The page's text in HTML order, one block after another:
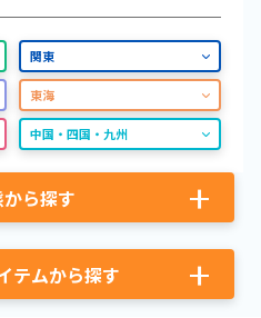
関東
東海
中国・四国・九州
ら探す
テムから探す